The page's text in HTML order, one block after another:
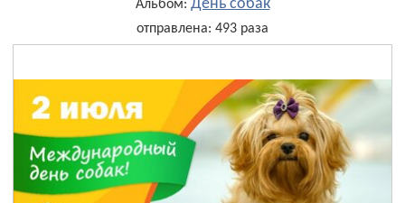
Альбом: День собак
отправлена: 493 раза